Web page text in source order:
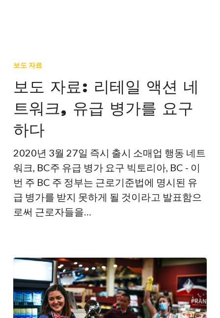
터
을
훔
칠
수
없
습
니
다.
도
료:
리
일
액
션
네
트
워
가
를
요
보도 자료
보도 자료: 리테일 액션 네
트워크, 유급 병가를 요구
하다
2020년 3월 27일 즉시 출시 소매업 행동 네트
워크, BC주 유급 병가 요구 빅토리아, BC - 이
번 주 BC 주 정부는 근로기준법에 명시된 유
급 병가를 받지 못하게 될 것이라고 발표함으
로써 근로자들을…